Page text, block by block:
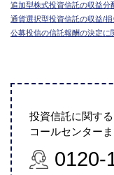
追加型株式投資信託の収益分
通貨選択型投資信託の収益/
公募投信の信託報酬の決定に
投資信託に関す
コールセンター
0120-